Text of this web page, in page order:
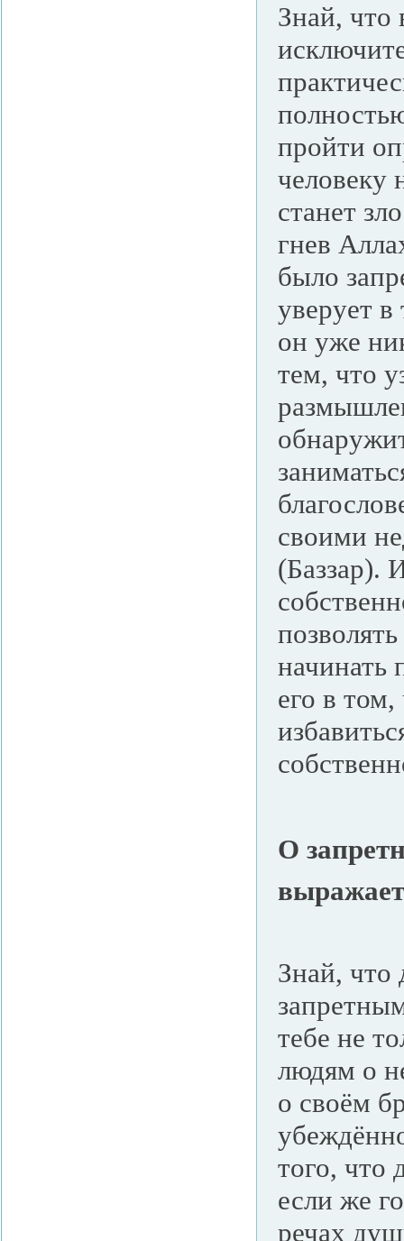
Знай, что
пройти
человеку
станет
гнев
было
уверует
он уже
тем, что
своими
(Баззар).
начинать
его в
О
Знай, что
тебе не
людям о
о своём
того, что
если же
речах